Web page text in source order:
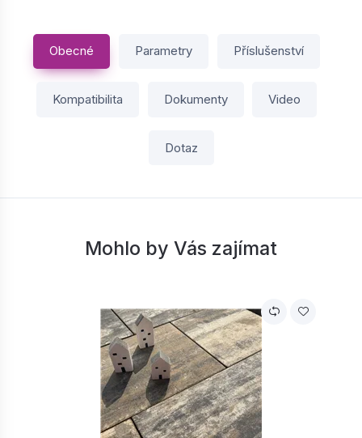
Obecné Parametry Příslušenství
Kompatibilita Dokumenty Video
Dotaz
Mohlo by Vás zajímat